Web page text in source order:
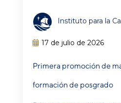
Instituto para la
17 de julio de 2026
Primera promoción de
formación de posgrado